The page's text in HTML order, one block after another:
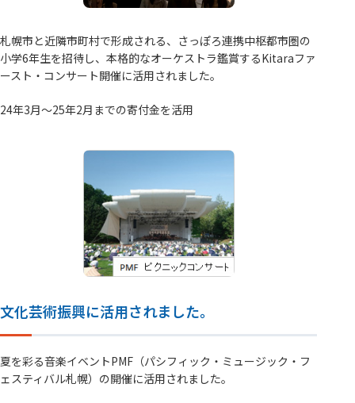
札幌市と近隣市町村で形成される、さっぽろ連携中枢都市圏の
小学6年生を招待し、本格的なオーケストラ鑑賞するKitaraファ
ースト・コンサート開催に活用されました。
24年3月～25年2月までの寄付金を活用
文化芸術振興に活用されました。
夏を彩る音楽イベントPMF（パシフィック・ミュージック・フ
ェスティバル札幌）の開催に活用されました。